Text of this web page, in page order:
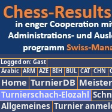
Logged on: Gast
Arabic ARM AZE BIH BUL CAT CHN
Home TurnierDB
Turnierschach-Elozahl
Allgemeines Turnier